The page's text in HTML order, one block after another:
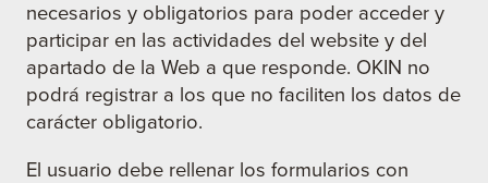
necesarios y obligatorios para poder acceder y
participar en las actividades del website y del
apartado de la Web a que responde. OKIN no
podrá registrar a los que no faciliten los datos de
carácter obligatorio.
El usuario debe rellenar los formularios con